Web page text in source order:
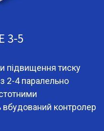
3-5
підвищення тиску
2-4 паралельно
контролер